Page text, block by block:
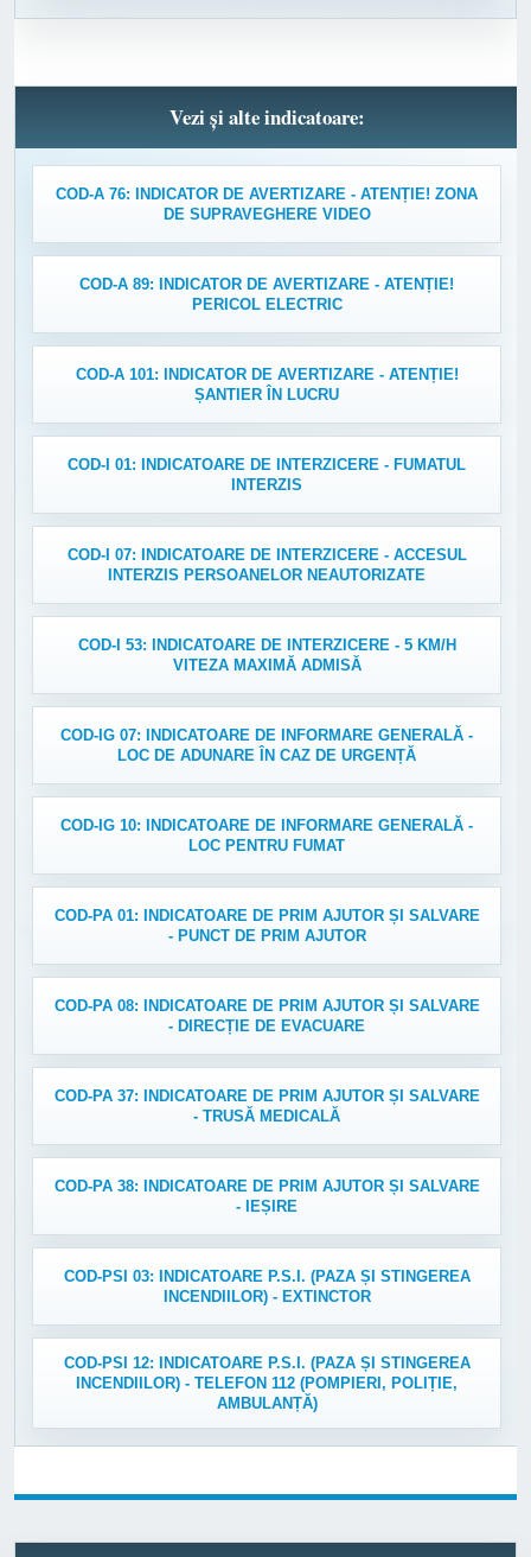
Vezi și alte indicatoare:
COD-A 76: INDICATOR DE AVERTIZARE - ATENȚIE! ZONA
DE SUPRAVEGHERE VIDEO
COD-A 89: INDICATOR DE AVERTIZARE - ATENȚIE!
PERICOL ELECTRIC
COD-A 101: INDICATOR DE AVERTIZARE - ATENȚIE!
ȘANTIER ÎN LUCRU
COD-I 01: INDICATOARE DE INTERZICERE - FUMATUL
INTERZIS
COD-I 07: INDICATOARE DE INTERZICERE - ACCESUL
INTERZIS PERSOANELOR NEAUTORIZATE
COD-I 53: INDICATOARE DE INTERZICERE - 5 KM/H
VITEZA MAXIMĂ ADMISĂ
COD-IG 07: INDICATOARE DE INFORMARE GENERALĂ -
LOC DE ADUNARE ÎN CAZ DE URGENȚĂ
COD-IG 10: INDICATOARE DE INFORMARE GENERALĂ -
LOC PENTRU FUMAT
COD-PA 01: INDICATOARE DE PRIM AJUTOR ȘI SALVARE
- PUNCT DE PRIM AJUTOR
COD-PA 08: INDICATOARE DE PRIM AJUTOR ȘI SALVARE
- DIRECȚIE DE EVACUARE
COD-PA 37: INDICATOARE DE PRIM AJUTOR ȘI SALVARE
- TRUSĂ MEDICALĂ
COD-PA 38: INDICATOARE DE PRIM AJUTOR ȘI SALVARE
- IEȘIRE
COD-PSI 03: INDICATOARE P.S.I. (PAZA ȘI STINGEREA
INCENDIILOR) - EXTINCTOR
COD-PSI 12: INDICATOARE P.S.I. (PAZA ȘI STINGEREA
INCENDIILOR) - TELEFON 112 (POMPIERI, POLIȚIE,
AMBULANȚĂ)